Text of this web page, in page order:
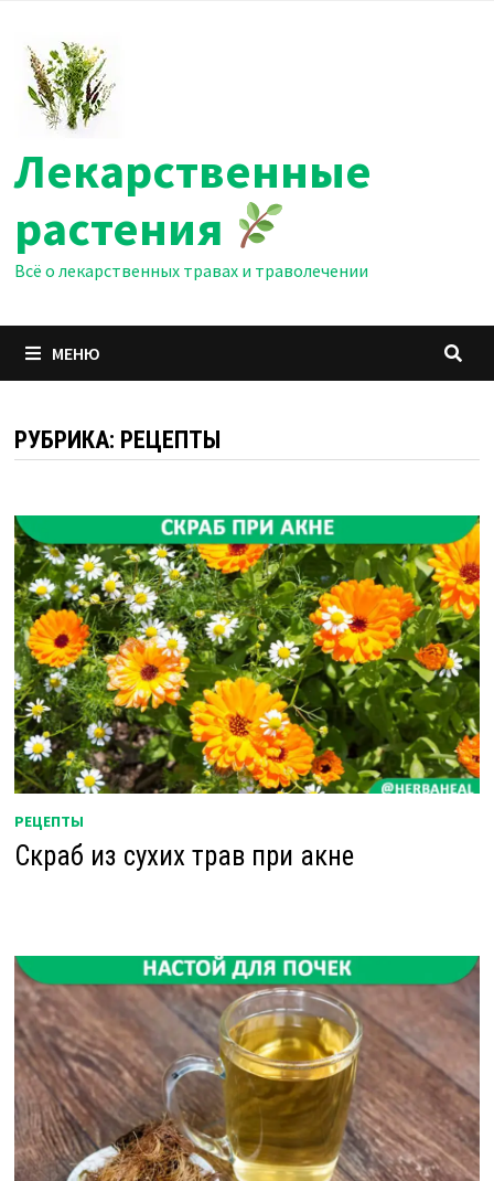
содержимому
Лекарственные
растения
Всё о лекарственных травах и траволечении
МЕНЮ
РУБРИКА: РЕЦЕПТЫ
РЕЦЕПТЫ
Скраб из сухих трав при акне